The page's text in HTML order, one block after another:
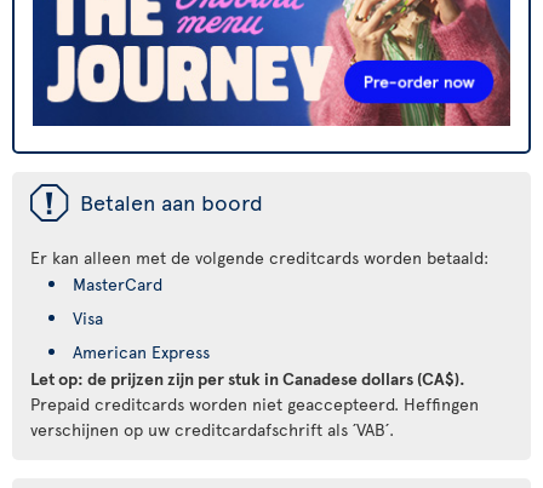
ü Betalen aan boord
Er kan alleen met de volgende creditcards worden betaald:
MasterCard
Visa
American Express
Let op: de prijzen zijn per stuk in Canadese dollars (CA$).
Prepaid creditcards worden niet geaccepteerd. Heffingen
verschijnen op uw creditcardafschrift als ´VAB´.